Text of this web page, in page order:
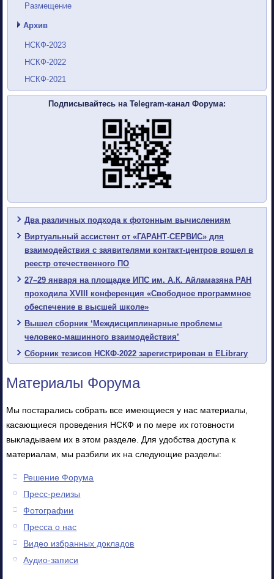
Размещение
Архив
НСКФ-2023
НСКФ-2022
НСКФ-2021
Подписывайтесь на Telegram-канал Форума:
Два различных подхода к фотонным вычислениям
Виртуальный ассистент от «ГАРАНТ-СЕРВИС» для
взаимодействия с заявителями контакт-центров вошел в
реестр отечественного ПО
27–29 января на площадке ИПС им. А.К. Айламазяна РАН
проходила XVIII конференция «Свободное программное
обеспечение в высшей школе»
Вышел сборник ‘Междисциплинарные проблемы
человеко-машинного взаимодействия’
Сборник тезисов НСКФ-2022 зарегистрирован в ELibrary
Материалы Форума
Мы постарались собрать все имеющиеся у нас материалы,
касающиеся проведения НСКФ и по мере их готовности
выкладываем их в этом разделе. Для удобства доступа к
материалам, мы разбили их на следующие разделы:
Решение Форума
Пресс-релизы
Фотографии
Пресса о нас
Видео избранных докладов
Аудио-записи